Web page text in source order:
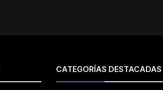
CATEGORÍAS DESTACADAS